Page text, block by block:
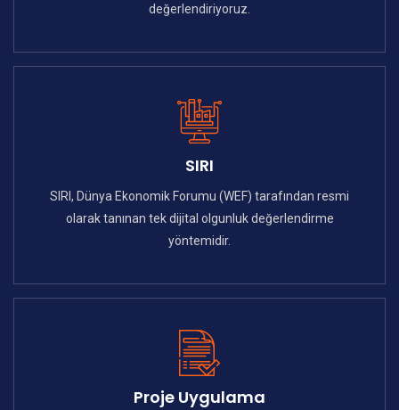
değerlendiriyoruz.
SIRI
SIRI, Dünya Ekonomik Forumu (WEF) tarafından resmi
olarak tanınan tek dijital olgunluk değerlendirme
yöntemidir.
Proje Uygulama